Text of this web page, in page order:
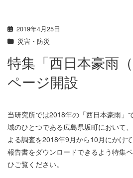
2019年4月25日
災害・防災
特集「西日本豪雨
ページ開設
当研究所では2018年の「西日本豪雨」
域のひとつである広島県坂町において
よる調査を2018年9月から10月にかけ
報告書をダウンロードできるよう特集
ひご覧ください。